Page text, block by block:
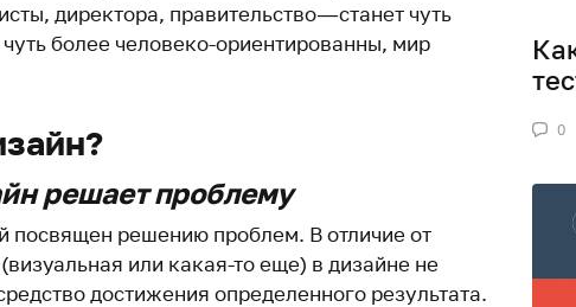
директора, правительство — станет чуть
более человеко-ориентированны, мир
решает проблему
посвящен решению проблем. В отличие от
или какая-то еще) в дизайне не
достижения определенного результата.
0